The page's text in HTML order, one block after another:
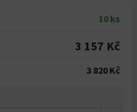
10 ks
3 157 Kč
3 820 Kč